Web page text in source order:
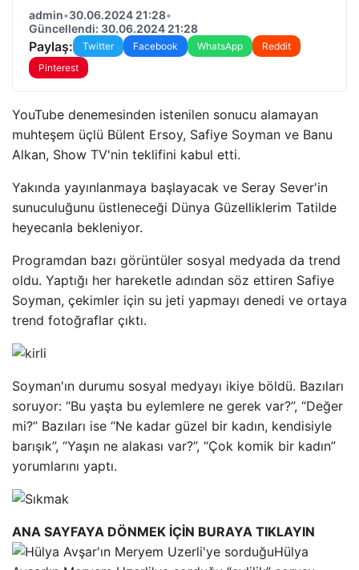
admin•30.06.2024 21:28•
Güncellendi: 30.06.2024 21:28
Paylaş: Twitter Facebook WhatsApp
Reddit
Pinterest
YouTube denemesinden istenilen sonucu alamayan
muhteşem üçlü Bülent Ersoy, Safiye Soyman ve Banu
Alkan, Show TV'nin teklifini kabul etti.
Yakında yayınlanmaya başlayacak ve Seray Sever'in
sunuculuğunu üstleneceği Dünya Güzelliklerim Tatilde
heyecanla bekleniyor.
Programdan bazı görüntüler sosyal medyada da trend
oldu. Yaptığı her hareketle adından söz ettiren Safiye
Soyman, çekimler için su jeti yapmayı denedi ve ortaya
trend fotoğraflar çıktı.
Soyman'ın durumu sosyal medyayı ikiye böldü. Bazıları
soruyor: “Bu yaşta bu eylemlere ne gerek var?”, “Değer
mi?” Bazıları ise “Ne kadar güzel bir kadın, kendisiyle
barışık”, “Yaşın ne alakası var?”, “Çok komik bir kadın”
yorumlarını yaptı.
ANA SAYFAYA DÖNMEK İÇİN BURAYA TIKLAYIN
Hülya